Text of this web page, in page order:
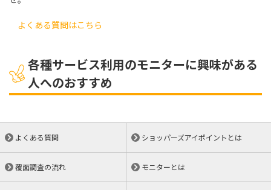
よくある質問はこちら
各種サービス利用のモニターに興味がある
人へのおすすめ
よくある質問 ショッパーズアイポイントとは
覆面調査の流れ モニターとは